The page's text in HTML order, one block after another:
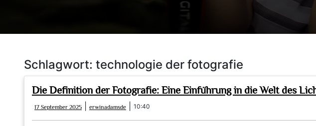
Schlagwort: technologie der fotografie
Die Definition der Fotografie: Eine Einführung in die Welt des
17 September 2025
September
2025
erwinadamsde erwinadamsde
10:40